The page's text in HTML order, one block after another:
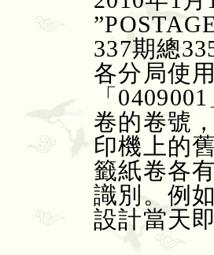
337期總
各分局使
「
卷的卷號
印機上的
籤紙卷各
識別。例
設計當天